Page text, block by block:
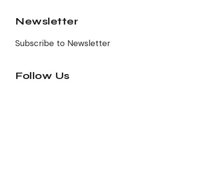
Newsletter
Subscribe to Newsletter
Follow Us